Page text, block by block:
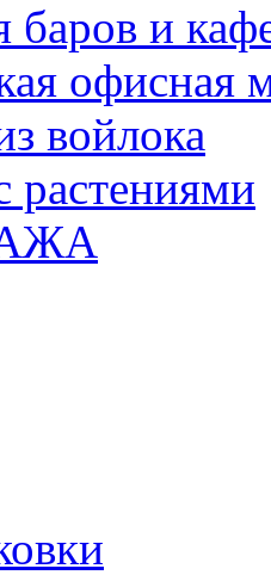
баров и
офисная
войлока
растениями